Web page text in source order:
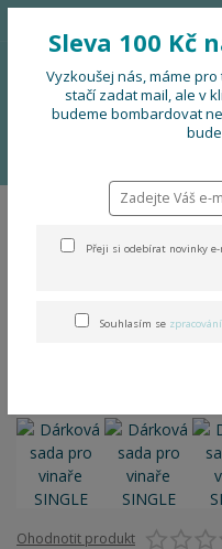
Dárková
Ohodnotit produkt
Sleva 100 Kč
Vyzkoušej nás, máme
stačí zadat mail, ale v
budeme bombardovat
Přeji si odebírat novinky
Souhlasím se